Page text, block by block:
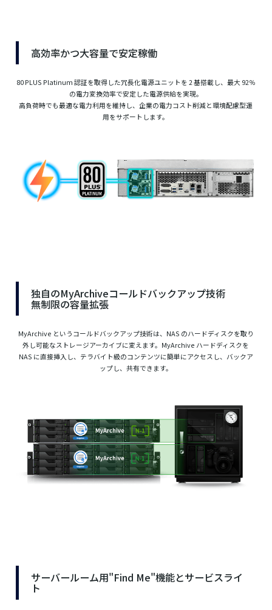
高効率かつ大容量で安定稼働
80 PLUS Platinum 認証を取得した冗長化電源ユニットを 2 基搭載し、最大 92％
の電力変換効率で安定した電源供給を実現。
高負荷時でも最適な電力利用を維持し、企業の電力コスト削減と環境配慮型運
用をサポートします。
独自のMyArchiveコールドバックアップ技術
無制限の容量拡張
MyArchive というコールドバックアップ技術は、NAS のハードディスクを取り
外し可能なストレージアーカイブに変えます。MyArchive ハードディスクを
NAS に直接挿入し、テラバイト級のコンテンツに簡単にアクセスし、バックア
ップし、共有できます。
サーバールーム用"Find Me"機能とサービスライ
ト